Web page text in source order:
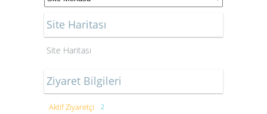
Site Haritası
Site Haritası
Ziyaret Bilgileri
Aktif Ziyaretçi 2